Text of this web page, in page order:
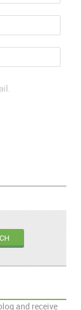
and receive